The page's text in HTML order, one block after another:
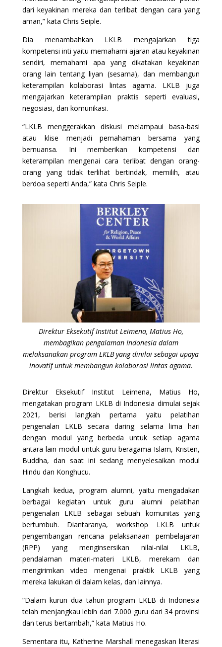
dari keyakinan mereka dan terlibat dengan cara yang
aman,” kata Chris Seiple.
Dia menambahkan LKLB mengajarkan tiga
kompetensi inti yaitu memahami ajaran atau keyakinan
sendiri, memahami apa yang dikatakan keyakinan
orang lain tentang liyan (sesama), dan membangun
keterampilan kolaborasi lintas agama. LKLB juga
mengajarkan keterampilan praktis seperti evaluasi,
negosiasi, dan komunikasi.
“LKLB menggerakkan diskusi melampaui basa-basi
atau klise menjadi pemahaman bersama yang
bernuansa. Ini memberikan kompetensi dan
keterampilan mengenai cara terlibat dengan orang-
orang yang tidak terlihat bertindak, memilih, atau
berdoa seperti Anda,” kata Chris Seiple.
Direktur Eksekutif Institut Leimena, Matius Ho,
membagikan pengalaman Indonesia dalam
melaksanakan program LKLB yang dinilai sebagai upaya
inovatif untuk membangun kolaborasi lintas agama.
Direktur Eksekutif Institut Leimena, Matius Ho,
mengatakan program LKLB di Indonesia dimulai sejak
2021, berisi langkah pertama yaitu pelatihan
pengenalan LKLB secara daring selama lima hari
dengan modul yang berbeda untuk setiap agama
antara lain modul untuk guru beragama Islam, Kristen,
Buddha, dan saat ini sedang menyelesaikan modul
Hindu dan Konghucu.
Langkah kedua, program alumni, yaitu mengadakan
berbagai kegiatan untuk guru alumni pelatihan
pengenalan LKLB sebagai sebuah komunitas yang
bertumbuh. Diantaranya, workshop LKLB untuk
pengembangan rencana pelaksanaan pembelajaran
(RPP) yang menginsersikan nilai-nilai LKLB,
pendalaman materi-materi LKLB, merekam dan
mengirimkan video mengenai praktik LKLB yang
mereka lakukan di dalam kelas, dan lainnya.
“Dalam kurun dua tahun program LKLB di Indonesia
telah menjangkau lebih dari 7.000 guru dari 34 provinsi
dan terus bertambah,” kata Matius Ho.
Sementara itu, Katherine Marshall menegaskan literasi